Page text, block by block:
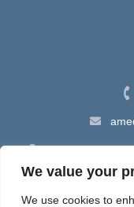
We value your
We use cookies to
Av. Rambla